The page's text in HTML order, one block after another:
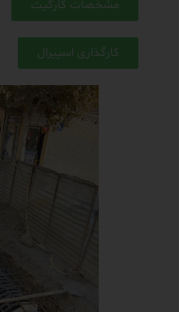
مشخصات کارگیت
کارگذاری اسپیرال